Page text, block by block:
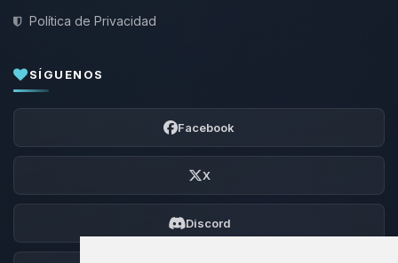
Política de Privacidad
SÍGUENOS
Facebook
X
Discord